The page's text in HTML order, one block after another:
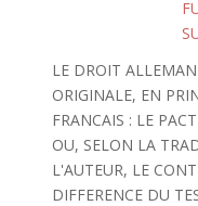
LE DROIT
ORIGINALE, EN
FRANCAIS : LE
OU, SELON LA
L'AUTEUR, LE
DIFFERENCE DU